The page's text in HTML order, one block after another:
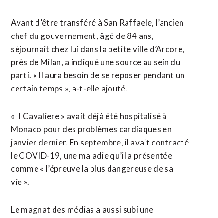
Avant d’être transféré à San Raffaele, l’ancien
chef du gouvernement, âgé de 84 ans,
séjournait chez lui dans la petite ville d’Arcore,
près de Milan, a indiqué une source au sein du
parti. « Il aura besoin de se reposer pendant un
certain temps », a-t-elle ajouté.
« Il Cavaliere » avait déjà été hospitalisé à
Monaco pour des problèmes cardiaques en
janvier dernier. En septembre, il avait contracté
le COVID-19, une maladie qu’il a présentée
comme « l’épreuve la plus dangereuse de sa
vie ».
Le magnat des médias a aussi subi une